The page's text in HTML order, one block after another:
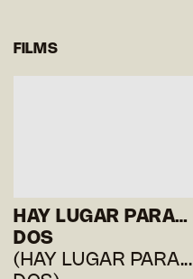
FILMS
HAY LUGAR PARA…
DOS
(HAY LUGAR PARA...